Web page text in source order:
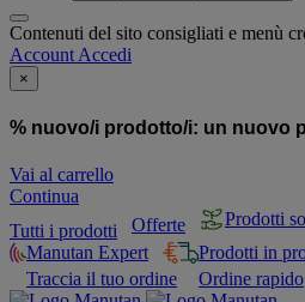
Contenuti del sito consigliati e menù
Account Accedi
×
% nuovo/i prodotto/i: un nuovo
Vai al carrello
Continua
Tutti i prodotti
Offerte
Prodotti
Manutan Expert
Prodotti in
Traccia il tuo ordine
Ordine rapido